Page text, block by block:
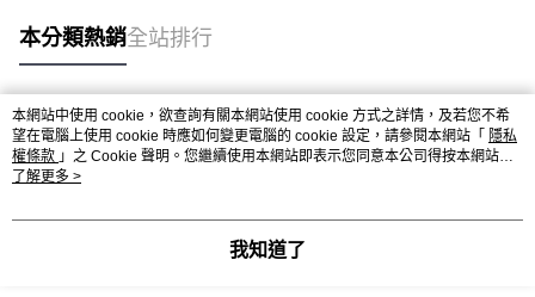
本分類熱銷全站排行
熱門標籤
本網站中使用 cookie，欲查詢有關本網站使用 cookie 方式之詳情，及若您不希
望在電腦上使用 cookie 時應如何變更電腦的 cookie 設定，請參閱本網站「 隱私
權條款 」之 Cookie 聲明。您繼續使用本網站即表示您同意本公司得按本網站使
用條款之 Cookie 聲明使用 cookie。
了解更多 >
我知道了